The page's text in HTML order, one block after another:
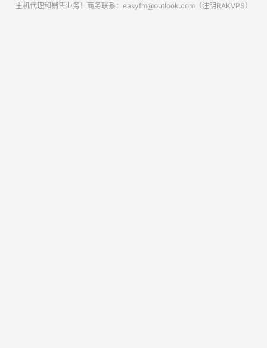
主机代理和销售业务！商务联系：easyfm@outlook.com（注明RAKVPS）